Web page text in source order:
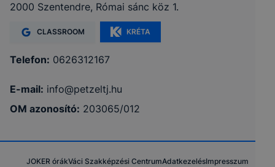
2000 Szentendre, Római sánc köz 1.
CLASSROOM KRÉTA
Telefon: 0626312167
E-mail: info@petzeltj.hu
OM azonosító: 203065/012
JOKER órákVáci Szakképzési CentrumAdatkezelésImpresszum